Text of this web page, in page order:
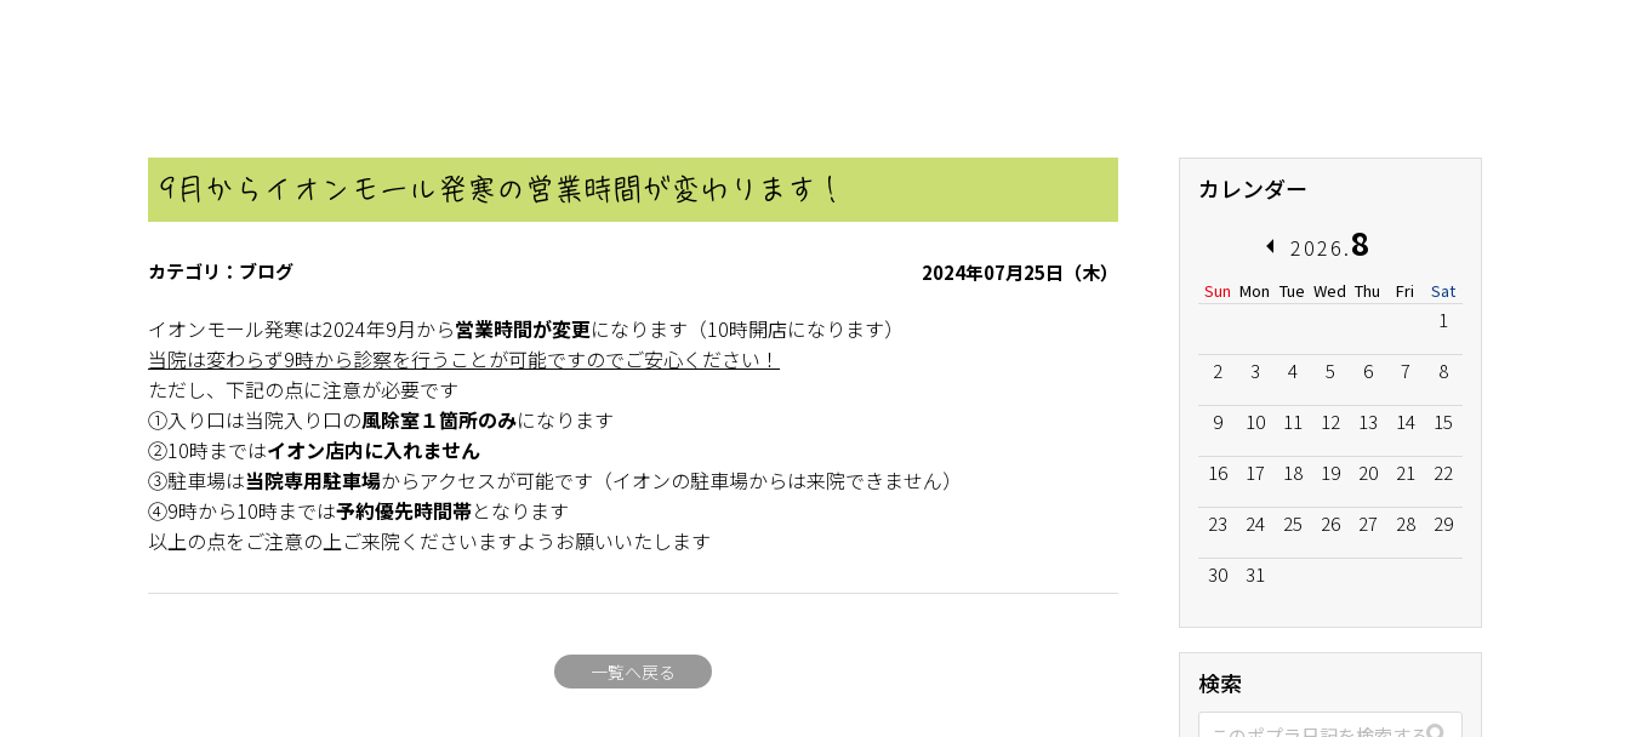
9月からイオンモール発寒の営業時間が変わります！
ブログ 2024年07月25日（木）
イオンモール発寒は2024年9月から営業時間が変更になります（10時開店になります）
当院は変わらず9時から診察を行うことが可能ですのでご安心ください！
ただし、下記の点に注意が必要です
①入り口は当院入り口の風除室１箇所のみになります
②10時まではイオン店内に入れません
③駐車場は当院専用駐車場からアクセスが可能です（イオンの駐車場からは来院できません）
④9時から10時までは予約優先時間帯となります
以上の点をご注意の上ご来院くださいますようお願いいたします
一覧へ戻る
カレンダー
2026.8
Sun Mon Tue Wed Thu Fri Sat
1
2
3 4 5 6 7
8
9
10 11 12 13 14
15
16
17 18 19 20 21
22
23
24 25 26 27 28
29
30
31
検索